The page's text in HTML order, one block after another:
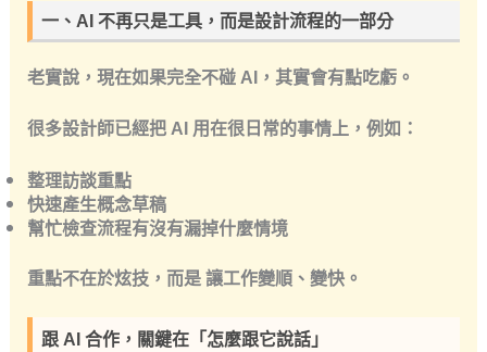
一、AI 不再只是工具，而是設計流程的一部分
老實說，現在如果完全不碰 AI，其實會有點吃虧。
很多設計師已經把 AI 用在很日常的事情上，例如：
整理訪談重點
快速產生概念草稿
幫忙檢查流程有沒有漏掉什麼情境
重點不在於炫技，而是讓工作變順、變快。
跟 AI 合作，關鍵在「怎麼跟它說話」